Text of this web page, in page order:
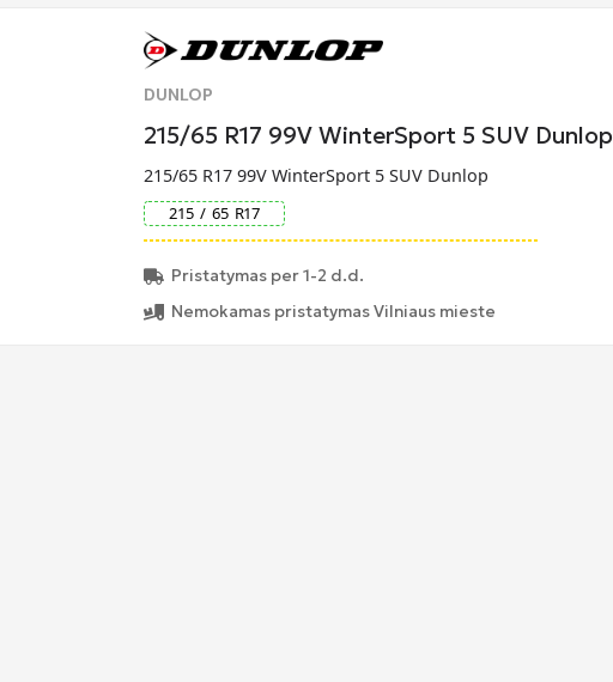
DUNLOP
215/65 R17 99V WinterSport 5 SUV Dunlop
215/65 R17 99V WinterSport 5 SUV Dunlop
215 / 65 R17
Pristatymas per 1-2 d.d.
Nemokamas pristatymas Vilniaus mieste